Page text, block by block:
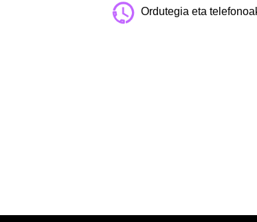
Ordutegia eta